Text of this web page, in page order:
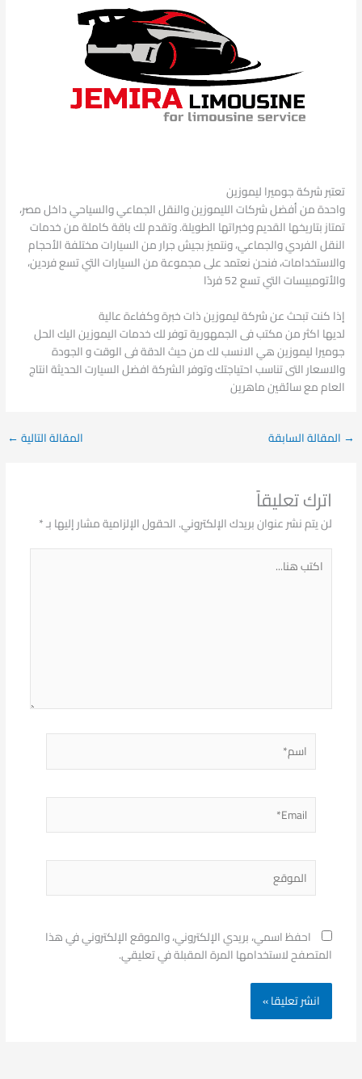
تعتبر شركة جوميرا ليموزين
واحدة من أفضل شركات الليموزين والنقل الجماعي والسياحي داخل مصر،
تمتاز بتاريخها القديم وخبراتها الطويلة. وتقدم لك باقة كاملة من خدمات
النقل الفردي والجماعي، ونتميز بجيش جرار من السيارات مختلفة الأحجام
والاستخدامات، فنحن نعتمد على مجموعة من السيارات التي تسع فردين،
والأتومبيسات التي تسع 52 فردًا
إذا كنت تبحث عن شركة ليموزين ذات خبرة وكفاءة عالية
لديها اكثر من مكتب فى الجمهورية توفر لك خدمات اليموزين اليك الحل
جوميرا ليموزين هي الانسب لك من حيث الدقة فى الوقت و الجودة
والاسعار التى تناسب احتياجتك وتوفر الشركة افضل السيارت الحديثة انتاج
العام مع سائقين ماهرين
→ المقالة السابقة المقالة التالية←
اترك تعليقاً
لن يتم نشر عنوان بريدك الإلكتروني.الحقول الإلزامية مشار إليها بـ*
هنا...
احفظ اسمي، بريدي الإلكتروني، والموقع الإلكتروني في هذا
المتصفح لاستخدامها المرة المقبلة في تعليقي.